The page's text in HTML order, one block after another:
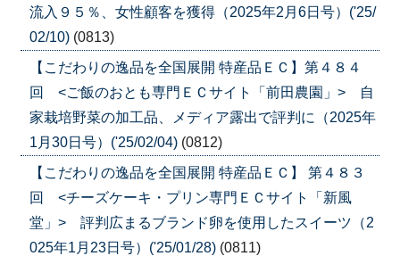
流入９５％、女性顧客を獲得（2025年2月6日号）('25/
02/10) (0813)
【こだわりの逸品を全国展開 特産品ＥＣ】第４８４
回 <ご飯のおとも専門ＥＣサイト「前田農園」> 自
家栽培野菜の加工品、メディア露出で評判に（2025年
1月30日号）('25/02/04) (0812)
【こだわりの逸品を全国展開 特産品ＥＣ】 第４８３
回 <チーズケーキ・プリン専門ＥＣサイト「新風
堂」> 評判広まるブランド卵を使用したスイーツ（2
025年1月23日号）('25/01/28) (0811)